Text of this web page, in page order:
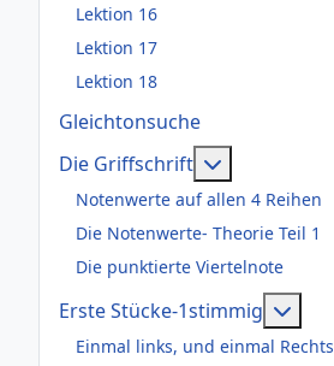
Lektion 16
Lektion 17
Lektion 18
Gleichtonsuche
Die Griffschrift
Notenwerte auf allen 4 Reihen
Die Notenwerte- Theorie Teil 1
Die punktierte Viertelnote
Erste Stücke-1stimmig
Einmal links, und einmal Rechts